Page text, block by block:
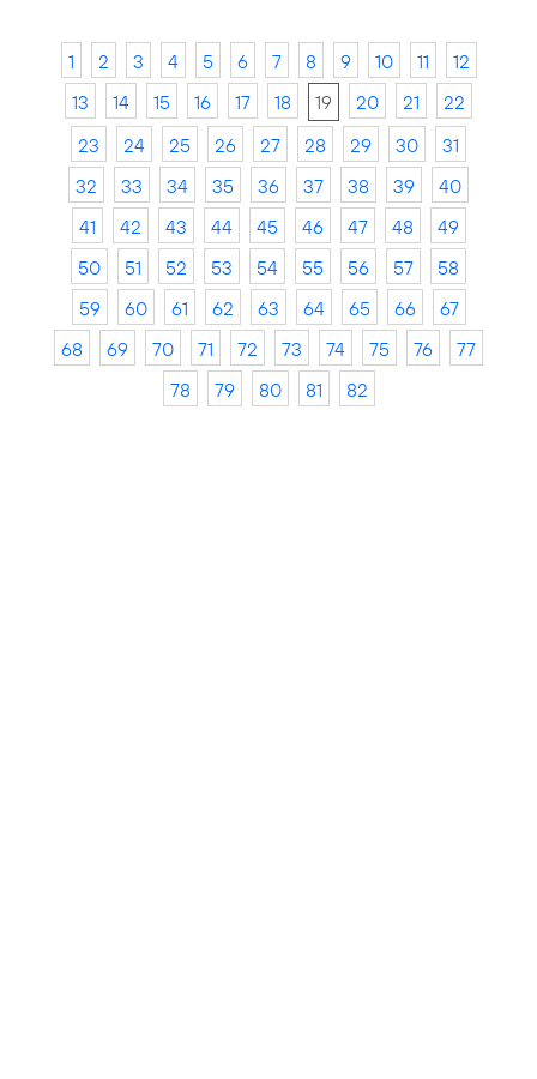
1 2 3 4 5 6 7 8 9 10 11
12
13
14 15 16 17 18 19 20 21
22
23
24 25 26 27 28 29 30
31
32
33 34 35 36 37 38 39
40
41
42 43 44 45 46 47 48
49
50
51 52 53 54 55 56 57
58
59
60 61 62 63 64 65 66
67
68
69 70 71 72 73 74 75 76
77
78
79 80 81 82